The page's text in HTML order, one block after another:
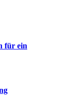
für ein